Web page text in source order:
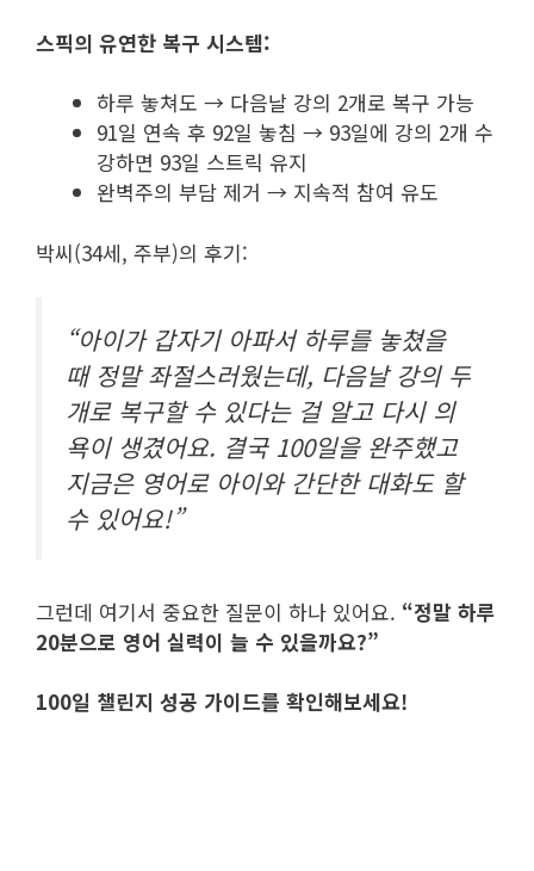
스픽의 유연한 복구 시스템:
하루 놓쳐도 → 다음날 강의 2개로 복구 가능
91일 연속 후 92일 놓침 → 93일에 강의 2개 수
강하면 93일 스트릭 유지
완벽주의 부담 제거 → 지속적 참여 유도
박씨(34세, 주부)의 후기:
“아이가 갑자기 아파서 하루를 놓쳤을
때 정말 좌절스러웠는데, 다음날 강의 두
개로 복구할 수 있다는 걸 알고 다시 의
욕이 생겼어요. 결국 100일을 완주했고
지금은 영어로 아이와 간단한 대화도 할
수 있어요!”
그런데 여기서 중요한 질문이 하나 있어요. “정말 하루
20분으로 영어 실력이 늘 수 있을까요?”
100일 챌린지 성공 가이드를 확인해보세요!